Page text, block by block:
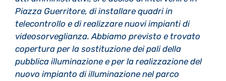
Piazza Guerritore, di installare quadri in
telecontrollo e di realizzare nuovi impianti di
videosorveglianza. Abbiamo previsto e trovato
copertura per la sostituzione dei pali della
pubblica illuminazione e per la realizzazione del
nuovo impianto di illuminazione nel parco